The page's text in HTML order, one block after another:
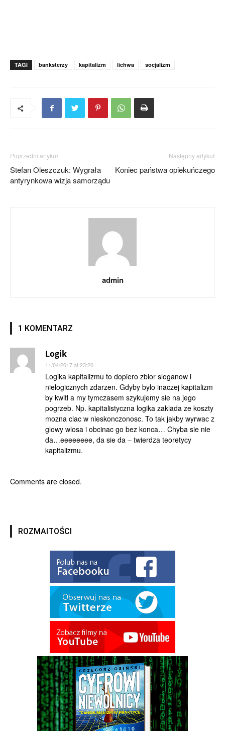
TAGI banksterzy kapitalizm lichwa socjalizm
Poprzedni artykuł
Stefan Oleszczuk: Wygrała
antyrynkowa wizja samorządu
Następny artykuł
Koniec państwa opiekuńczego
admin
1 KOMENTARZ
Logik
11/04/2017 at 23:20
Logika kapitalizmu to dopiero zbior sloganow i
nielogicznych zdarzen. Gdyby bylo inaczej kapitalizm
by kwitl a my tymczasem szykujemy sie na jego
pogrzeb. Np. kapitalistyczna logika zaklada ze koszty
mozna ciac w nieskonczonosc. To tak jakby wyrwac z
glowy wlosa i obcinac go bez konca… Chyba sie nie
da…eeeeeeee, da sie da – twierdza teoretycy
kapitalizmu.
Comments are closed.
ROZMAITOŚCI